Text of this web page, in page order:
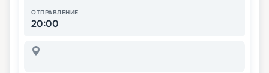
ОТПРАВЛЕНИЕ
20:00